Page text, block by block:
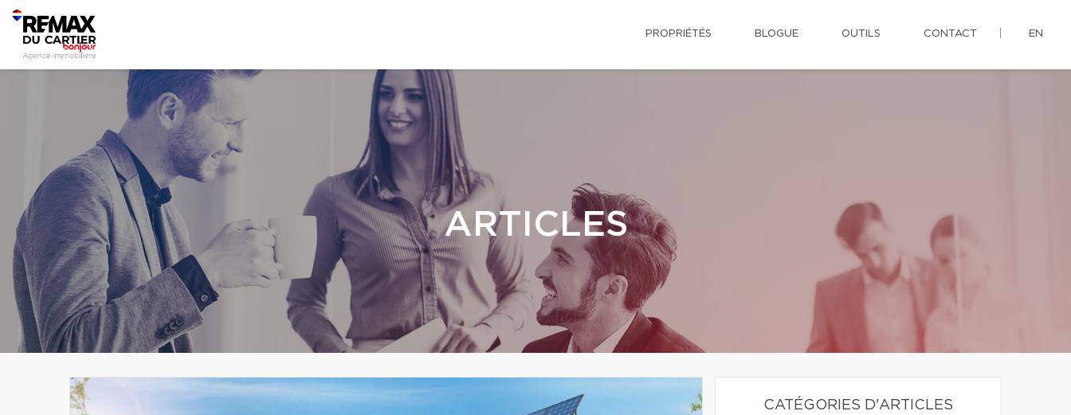
PROPRIÉTÉS BLOGUE OUTILS CONTACT EN
ARTICLES
CATÉGORIES D'ARTICLES